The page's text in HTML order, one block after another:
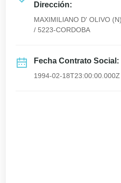
Dirección:
MAXIMILIANO D' OLIVO
/ 5223-CORDOBA
Fecha Contrato Social:
1994-02-18T23:00:00.000Z